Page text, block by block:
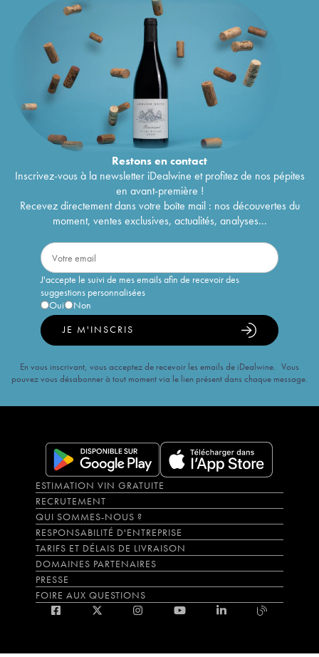
Restons encontact
Inscrivez-vous à la newsletter iDealwine et profitez de nos pépites
en avant-première !
Recevez directement dans votre boîte mail : nos découvertes du
moment, ventes exclusives, actualités, analyses...
J'accepte le suivi de mes emails afin de recevoir des
suggestions personnalisées
Oui
Non
JE M'INSCRIS
En vous inscrivant, vous acceptez de recevoir les emails de iDealwine. Vous
pouvez vous désabonner à tout moment via le lien présent dans chaque message.
ESTIMATION VIN GRATUITE
RECRUTEMENT
QUI SOMMES-NOUS ?
RESPONSABILITÉ D'ENTREPRISE
TARIFS ET DÉLAIS DE LIVRAISON
DOMAINES PARTENAIRES
PRESSE
FOIRE AUX QUESTIONS